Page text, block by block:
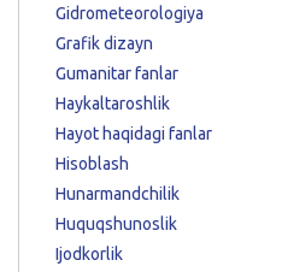
Gidrometeorologiya
Grafik dizayn
Gumanitar fanlar
Haykaltaroshlik
Hayot haqidagi fanlar
Hisoblash
Hunarmandchilik
Huquqshunoslik
Ijodkorlik